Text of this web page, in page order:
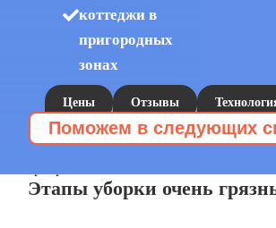
коттеджи в
пригородных
зонах
Цены Отзывы
Поможем в следующих
заказывают,
Этапы уборки очень